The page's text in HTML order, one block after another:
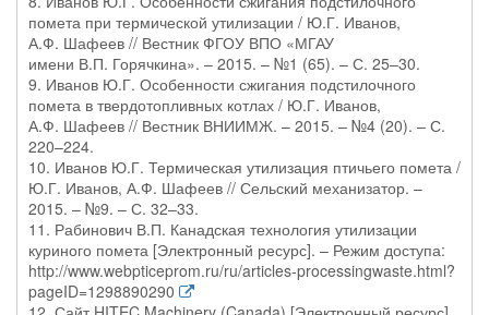
помета при термической утилизации / Ю.Г. Иванов,
А.Ф. Шафеев // Вестник ФГОУ ВПО «МГАУ
имени В.П. Горячкина». – 2015. – №1 (65). – С. 25–30.
9. Иванов Ю.Г. Особенности сжигания подстилочного
помета в твердотопливных котлах / Ю.Г. Иванов,
А.Ф. Шафеев // Вестник ВНИИМЖ. – 2015. – №4 (20). – С.
220–224.
10. Иванов Ю.Г. Термическая утилизация птичьего помета /
Ю.Г. Иванов, А.Ф. Шафеев // Сельский механизатор. –
2015. – №9. – С. 32–33.
11. Рабинович В.П. Канадская технология утилизации
куриного помета [Электронный ресурс]. – Режим доступа:
http://www.webpticeprom.ru/ru/articles-processingwaste.html?
pageID=1298890290